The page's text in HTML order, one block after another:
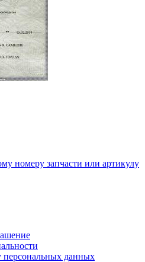
номеру запчасти или артикулу
персональных данных